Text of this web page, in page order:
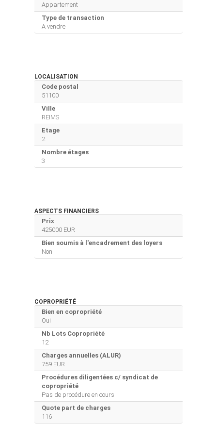
Appartement
Type de transaction
A vendre
LOCALISATION
Code postal
51100
Ville
REIMS
Etage
2
Nombre étages
3
ASPECTS FINANCIERS
Prix
425000 EUR
Bien soumis à l'encadrement des loyers
Non
COPROPRIÉTÉ
Bien en copropriété
Oui
Nb Lots Copropriété
12
Charges annuelles (ALUR)
759 EUR
Procédures diligentées c/ syndicat de
copropriété
Pas de procédure en cours
Quote part de charges
116